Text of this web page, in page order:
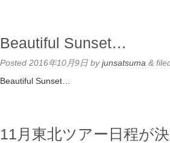
Beautiful Sunset…
Posted 2016年10月9日 byjunsatsuma &
Beautiful Sunset…
11月東北ツアー日程が決